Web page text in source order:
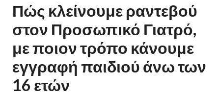
Πώς κλείνουμε ραντεβού
στον Προσωπικό Γιατρό,
με ποιον τρόπο κάνουμε
εγγραφή παιδιού άνω των
16 ετών